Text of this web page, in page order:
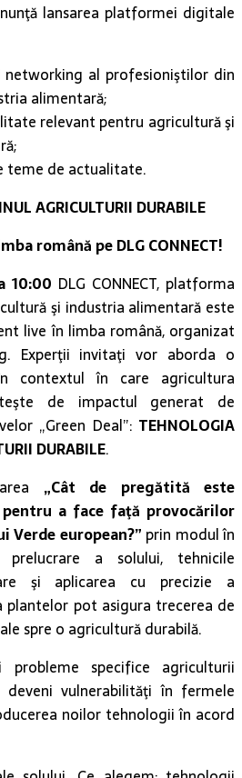
lansarea platformei digitale
networking al profesioniştilor din
alimentară;
relevant pentru agricultură şi
teme de actualitate.
AGRICULTURII DURABILE
română pe DLG CONNECT!
10:00 DLG CONNECT, platforma
şi industria alimentară este
live în limba română, organizat
Experţii invitaţi vor aborda o
contextul în care agricultura
de impactul generat de
„Green Deal”: TEHNOLOGIA
DURABILE.
„Cât de pregătită este
a face faţă provocărilor
Verde european?” prin modul în
a solului, tehnicile
şi aplicarea cu precizie a
pot asigura trecerea de
spre o agricultură durabilă.
probleme specifice agriculturii
vulnerabilităţi în fermele
noilor tehnologii în acord